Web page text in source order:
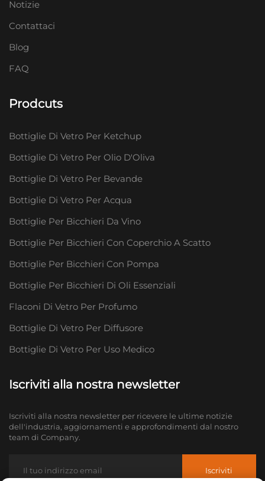
Notizie
Contattaci
Blog
FAQ
Prodcuts
Bottiglie Di Vetro Per Ketchup
Bottiglie Di Vetro Per Olio D'Oliva
Bottiglie Di Vetro Per Bevande
Bottiglie Di Vetro Per Acqua
Bottiglie Per Bicchieri Da Vino
Bottiglie Per Bicchieri Con Coperchio A Scatto
Bottiglie Per Bicchieri Con Pompa
Bottiglie Per Bicchieri Di Oli Essenziali
Flaconi Di Vetro Per Profumo
Bottiglie Di Vetro Per Diffusore
Bottiglie Di Vetro Per Uso Medico
Iscriviti alla nostra newsletter
Iscriviti alla nostra newsletter per ricevere le ultime notizie
dell'industria, aggiornamenti e approfondimenti dal nostro
team di Company.
Iscriviti